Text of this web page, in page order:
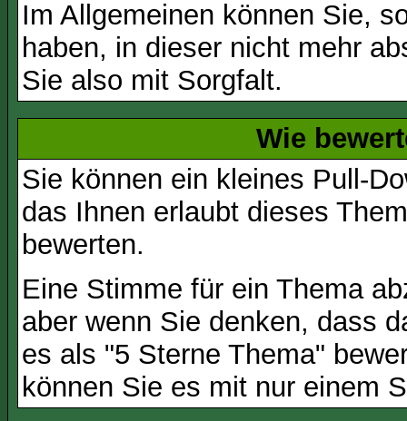
Im Allgemeinen können Sie,
haben, in dieser nicht mehr
Sie also mit Sorgfalt.
Wie
Sie können ein kleines Pull-
das Ihnen erlaubt dieses
bewerten.
Eine Stimme für ein Thema
aber wenn Sie denken, dass
es als "5 Sterne Thema"
können Sie es mit nur einem